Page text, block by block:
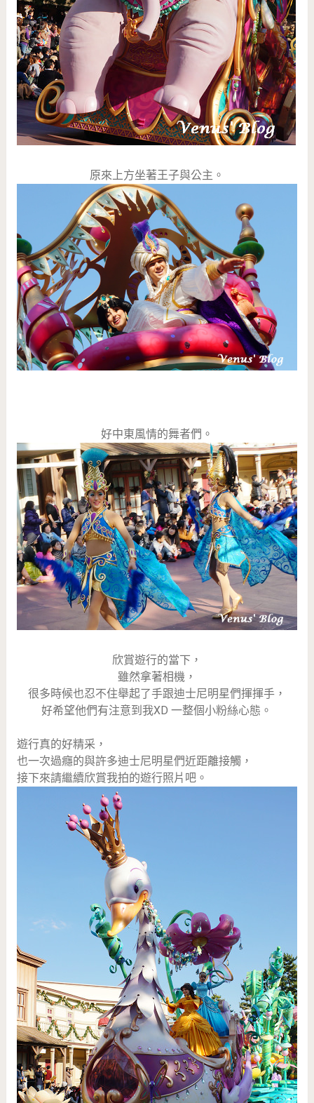
原來上方坐著王子與公主。
好中東風情的舞者們。
欣賞遊行的當下，
雖然拿著相機，
很多時候也忍不住舉起了手跟迪士尼明星們揮揮手，
好希望他們有注意到我XD 一整個小粉絲心態。
遊行真的好精采，
也一次過癮的與許多迪士尼明星們近距離接觸，
接下來請繼續欣賞我拍的遊行照片吧。